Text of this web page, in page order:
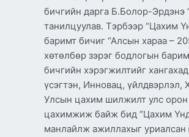
бичгийн дарга Б.Болор-Эрдэнэ
танилцуулав. Тэрбээр “Цахим
баримт бичиг “Алсын хараа –
хөтөлбөр зэрэг бодлогын
бичгийн хэрэгжилтийг
үсэгтэн, Инновац, үйлдвэрлэл,
Улсын цахим шилжилт улс орон
цахимжиж байж бид “Цахим
манлайлж ажиллахыг уриалсан